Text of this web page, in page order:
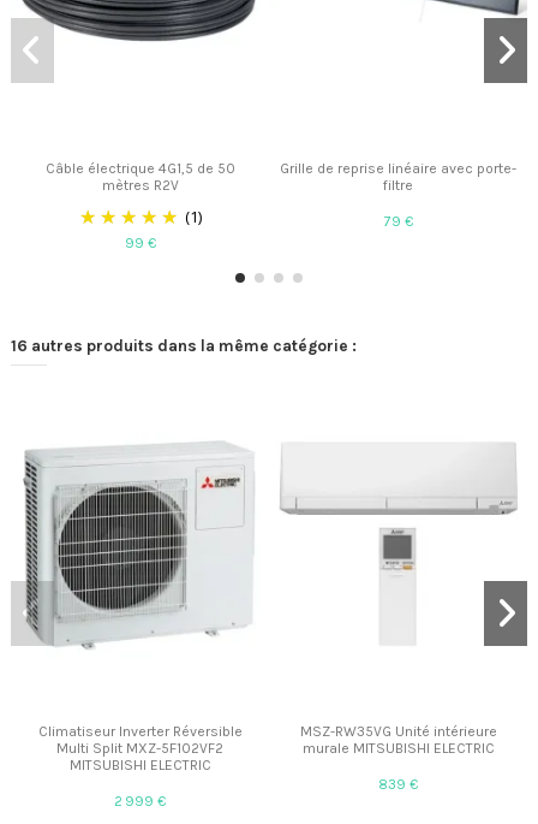
Câble électrique 4G1,5 de 50
mètres R2V
(1)
99 €
Grille de reprise linéaire avec porte-
filtre
79 €
16 autres produits dans la même catégorie :
Climatiseur Inverter Réversible
Multi Split MXZ-5F102VF2
MITSUBISHI ELECTRIC
2 999 €
MSZ-RW35VG Unité intérieure
murale MITSUBISHI ELECTRIC
839 €